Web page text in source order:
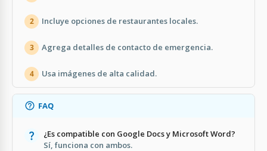
2 Incluye opciones de restaurantes locales.
3 Agrega detalles de contacto de emergencia.
4 Usa imágenes de alta calidad.
FAQ
¿Es compatible con Google Docs y Microsoft Word?
Sí, funciona con ambos.